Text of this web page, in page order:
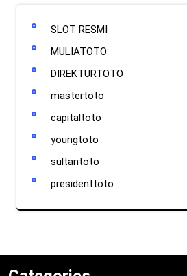
SLOT RESMI
MULIATOTO
DIREKTURTOTO
mastertoto
capitaltoto
youngtoto
sultantoto
presidenttoto